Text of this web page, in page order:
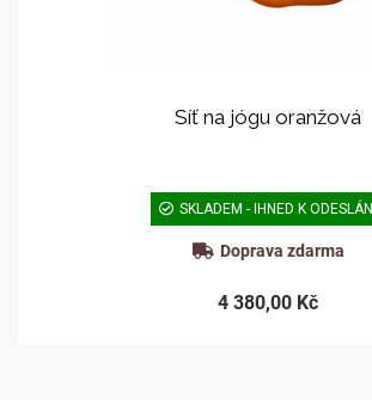
Síť na jógu oranžová
SKLADEM - IHNED K ODESLÁNÍ
Doprava zdarma
4 380,00 Kč